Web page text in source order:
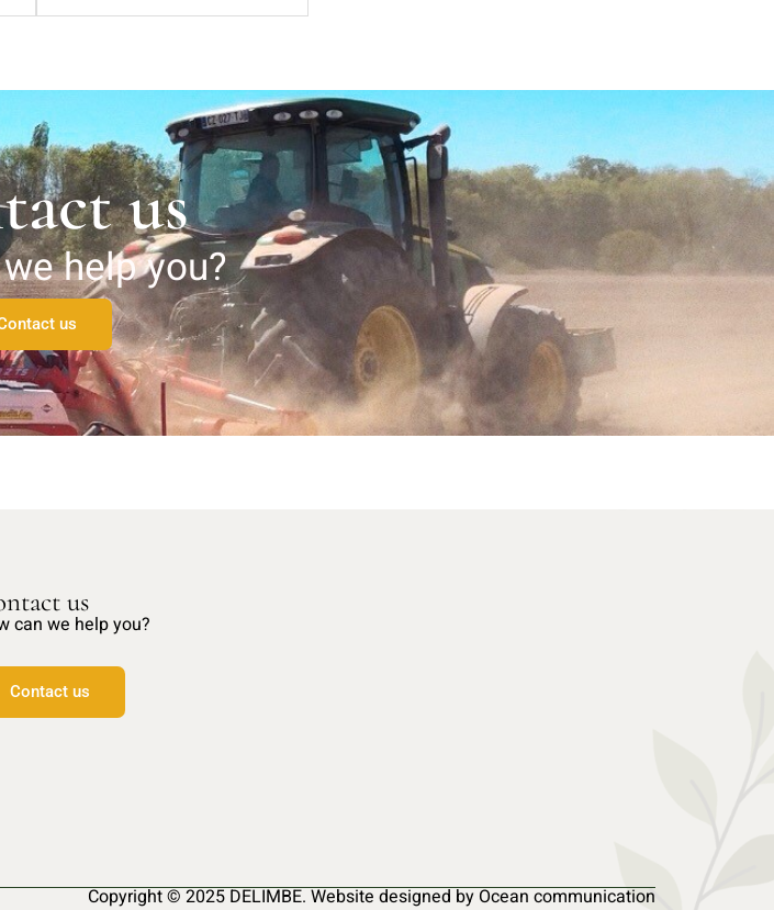
us
help you?
us
us
can we help you?
Contact us
Copyright © 2025 DELIMBE. Website designed by Ocean communication